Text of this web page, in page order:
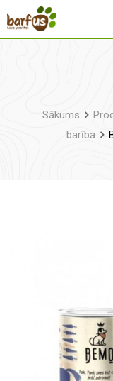
uz
Sākums
barība